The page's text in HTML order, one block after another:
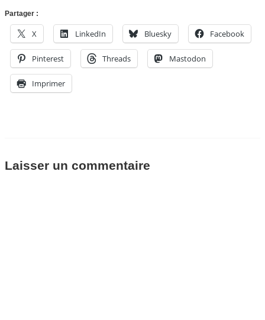
Partager :
X LinkedIn Bluesky Facebook
Pinterest Threads Mastodon
Imprimer
Laisser un commentaire